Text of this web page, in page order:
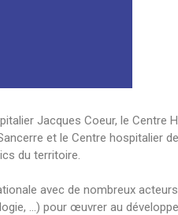
Jacques Coeur, le Centre
et le Centre hospitalier
du territoire.
avec de nombreux
…) pour œuvrer au